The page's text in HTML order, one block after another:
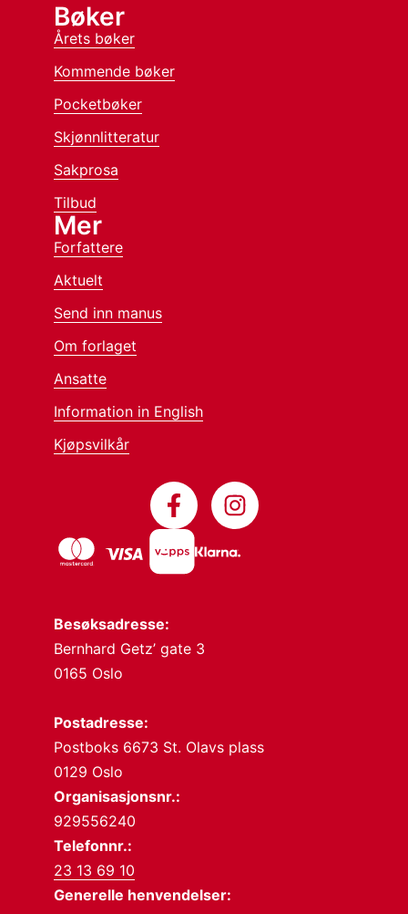
Besøksadresse:
Bernhard Getz’ gate 3
0165 Oslo
Postadresse:
Postboks 6673 St. Olavs plass
0129 Oslo
Organisasjonsnr.:
929556240
Telefonnr.:
23 13 69 10
Generelle henvendelser:
Bøker
Årets bøker
Kommende bøker
Pocketbøker
Skjønnlitteratur
Sakprosa
Tilbud
Mer
Forfattere
Aktuelt
Send inn manus
Om forlaget
Ansatte
Information in English
Kjøpsvilkår